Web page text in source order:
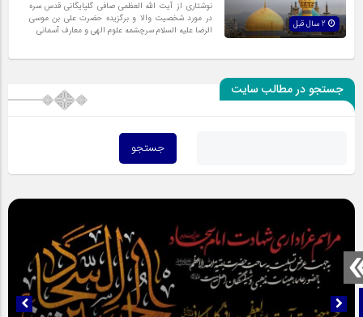
صفحه نخست
نوشتاری از آیت الله العظمی صافی گلپایگانی قدس سره
در مورد شخصیت والا و برگزیده حضرت علی بن موسی
الرضا علیه السلام سرچشمه علوم الهی و معارف آسمانی
جستجو در مطالب سایت